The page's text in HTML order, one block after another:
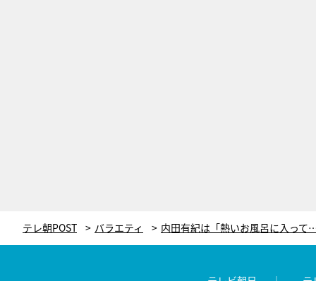
テレ朝POST バラエティ